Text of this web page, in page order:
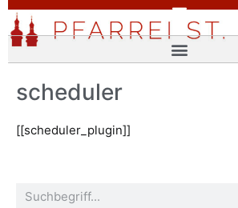
scheduler
[[scheduler_plugin]]